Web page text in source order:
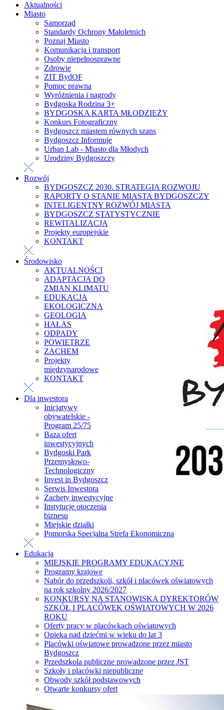
Aktualności
Miasto
Samorząd
Standardy Ochrony Małoletnich
Poznaj Miasto
Komunikacja i transport
Osoby niepełnosprawne
Zdrowie
ZIT BydOF
Pomoc prawna
Wyróżnienia i nagrody
Bydgoska Rodzina 3+
BYDGOSKA KARTA MŁODZIEŻY
Konkurs Fotograficzny
Bydgoszcz miastem równych szans
Bydgoszcz Informuje
Urban Lab - Miasto dla Młodych
Urodziny Bydgoszczy
Rozwój
BYDGOSZCZ 2030. STRATEGIA ROZWOJU
RAPORTY O STANIE MIASTA BYDGOSZCZY
INTELIGENTNY ROZWÓJ MIASTA
BYDGOSZCZ STATYSTYCZNIE
REWITALIZACJA
Projekty europejskie
KONTAKT
Środowisko
AKTUALNOŚCI
ADAPTACJA DO
ZMIAN KLIMATU
EDUKACJA
EKOLOGICZNA
GEOLOGIA
HAŁAS
ODPADY
POWIETRZE
ZACHEM
Projekty
międzynarodowe
KONTAKT
Dla inwestora
Inicjatywy
obywatelskie -
Program 25/75
Baza ofert
inwestycyjnych
Bydgoski Park
Przemysłowo-
Technologiczny
Invest in Bydgoszcz
Serwis Inwestora
Zachęty inwestycyjne
Instytucje otoczenia
biznesu
Miejskie działki
Pomorska Specjalna Strefa Ekonomiczna
Edukacja
MIEJSKIE PROGRAMY EDUKACYJNE
Programy krajowe
Nabór do przedszkoli, szkół i placówek oświatowych
na rok szkolny 2026/2027
KONKURSY NA STANOWISKA DYREKTORÓW
SZKÓŁ I PLACÓWEK OŚWIATOWYCH W 2026
ROKU
Oferty pracy w placówkach oświatowych
Opieka nad dziećmi w wieku do lat 3
Placówki oświatowe prowadzone przez miasto
Bydgoszcz
Przedszkola publiczne prowadzone przez JST
Szkoły i placówki niepubliczne
Obwody szkół podstawowych
Otwarte konkursy ofert